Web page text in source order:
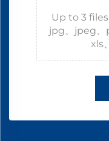
Up to 3
jpg、jpeg、
xls